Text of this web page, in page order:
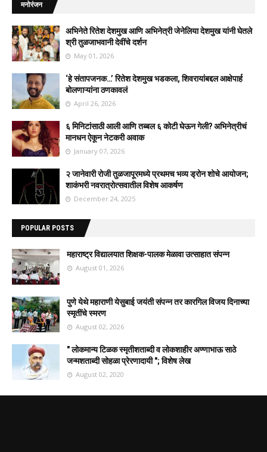
मनोरंजन
अभिनेते रितेश देशमुख आणि अभिनेत्री जेनेलिया देशमुख यांनी घेतले
श्री तुळजाभवानी देवींचे दर्शन
May 01, 2026
‘हे संतापजनक…’ रितेश देशमुख भडकला, शिवरायांबद्दल आक्षेपार्ह
बोलणाऱ्यांना ठणकावलं
April 26, 2026
६ मिनिटांसाठी आली आणि तब्बल ६ कोटी घेऊन गेली? अभिनेत्रीचं
मानधन ऐकून नेटकरी अवाक
January 07, 2026
२ जानेवारी रोजी तुळजापूरमध्ये प्रथमच भव्य ड्रोन शोचे आयोजन;
शाकंभरी नवरात्रोत्सवातील विशेष आकर्षण
December 24, 2025
POPULAR POSTS
महाराष्ट्र विद्यालयात शिक्षक-पालक मेळावा उत्साहात संपन्न
August 01, 2026
पुणे येथे महाराणी येसुबाई जयंती संपन्न तर कारगिल विजय दिनाच्या
स्मृतींचे स्मरण
August 02, 2026
" लोकमान्य टिळक स्मृतीशताब्दी व लोकशाहीर अण्णाभाऊ साठे
जन्मशताब्दी सोहळा प्रेरणादायी "; विशेष लेख
August 02, 2020